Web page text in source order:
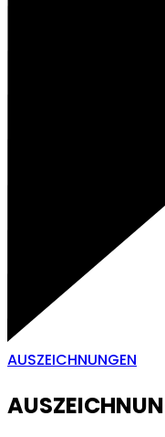
AUSZEICHNUNGEN